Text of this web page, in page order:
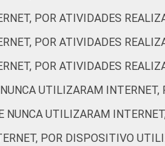
49 65
43 67
53 57
POR ATIVIDADES
POR ATIVIDADES
POR ATIVIDADES
UTILIZARAM
NUNCA UTILIZARAM
POR DISPOSITIVO